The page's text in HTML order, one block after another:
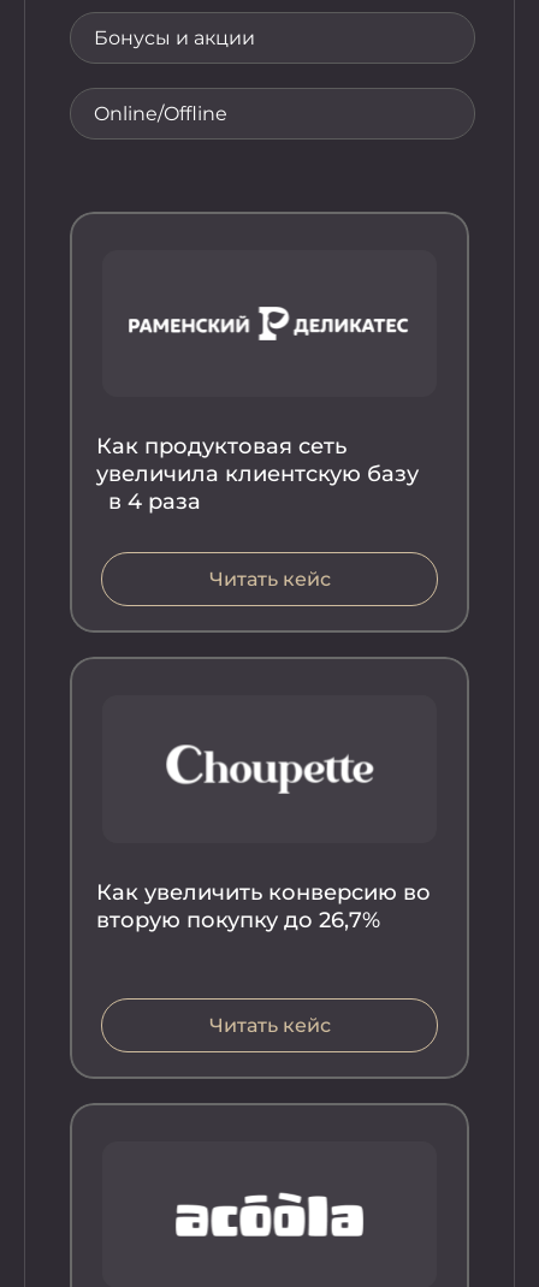
Бонусы и акции
Online/Offline
Как продуктовая сеть
увеличила клиентскую базу
в 4 раза
Читать кейс
Как увеличить конверсию во
вторую покупку до 26,7%
Читать кейс